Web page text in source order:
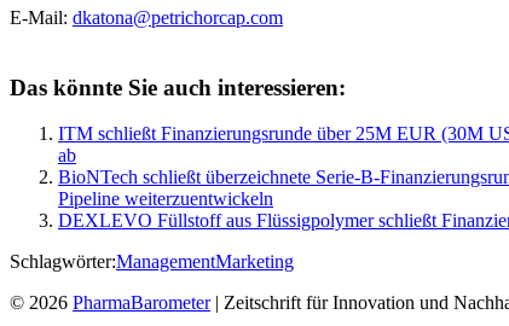
E-Mail: dkatona@petrichorcap.com
Das könnte Sie auch interessieren:
ITM schließt Finanzierungsrunde über 25M EUR (30M
ab
BioNTech schließt überzeichnete Serie-B-
Pipeline weiterzuentwickeln
DEXLEVO Füllstoff aus Flüssigpolymer schließt
Schlagwörter:ManagementMarketing
© 2026 PharmaBarometer| Zeitschrift für Innovation und